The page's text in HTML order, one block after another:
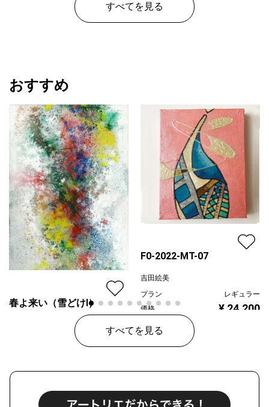
すべてを見る
おすすめ
春よ来い（雪どけⅠ）
F0-2022-MT-07
吉田絵美
プラン
レギュラー
価格
¥ 24,200
すべてを見る